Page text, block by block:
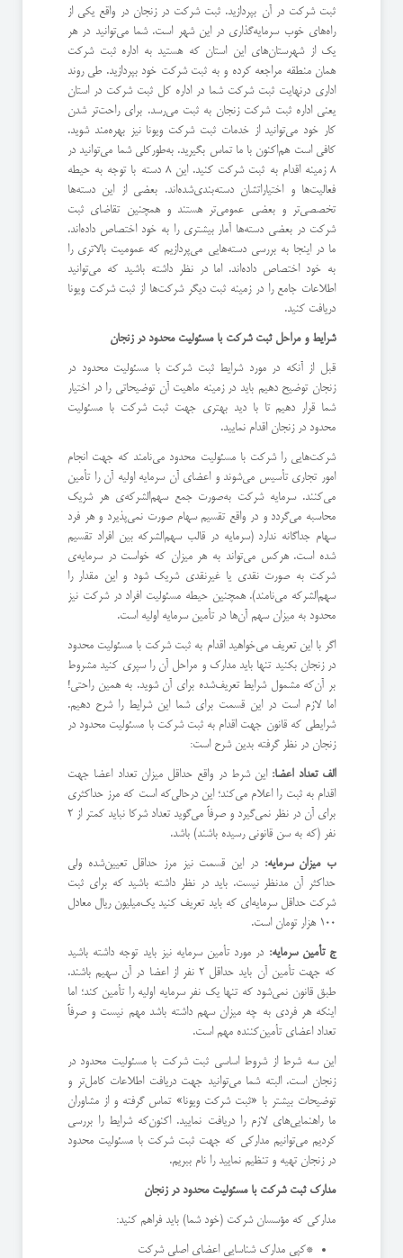
ثبت شرکت در آن بپردازید. ثبت شرکت در زنجان در واقع یکی از
راه‌های خوب سرمایه‌گذاری در این شهر است. شما می‌توانید در هر
یک از شهرستان‌های این استان که هستید به اداره ثبت شرکت
همان منطقه مراجعه کرده و به ثبت شرکت خود بپردازید. طی روند
اداری درنهایت ثبت شرکت شما در اداره کل ثبت شرکت در استان
یعنی اداره ثبت شرکت زنجان به ثبت می‌رسد. برای راحت‌تر شدن
کار خود می‌توانید از خدمات ثبت شرکت ویونا نیز بهره‌مند شوید.
کافی است هم‌اکنون با ما تماس بگیرید. به‌طورکلی شما می‌توانید در
8 زمینه اقدام به ثبت شرکت کنید. این 8 دسته با توجه به حیطه
فعالیت‌ها و اختیاراتشان دسته‌بندی‌شده‌اند. بعضی از این دسته‌ها
تخصصی‌تر و بعضی عمومی‌تر هستند و همچنین تقاضای ثبت
شرکت در بعضی دسته‌ها آمار بیشتری را به خود اختصاص داده‌اند.
ما در اینجا به بررسی دسته‌هایی می‌پردازیم که عمومیت بالاتری را
به خود اختصاص داده‌اند. اما در نظر داشته باشید که می‌توانید
اطلاعات جامع را در زمینه ثبت دیگر شرکت‌ها از ثبت شرکت ویونا
دریافت کنید.
شرایط و مراحل ثبت شرکت با مسئولیت محدود در زنجان
قبل از آنکه در مورد شرایط ثبت شرکت با مسئولیت محدود در
زنجان توضیح دهیم باید در زمینه ماهیت آن توضیحاتی را در اختیار
شما قرار دهیم تا با دید بهتری جهت ثبت شرکت با مسئولیت
محدود در زنجان اقدام نمایید.
شرکت‌هایی را شرکت با مسئولیت محدود می‌نامند که جهت انجام
امور تجاری تأسیس می‌شوند و اعضای آن سرمایه اولیه آن را تأمین
می‌کنند. سرمایه شرکت به‌صورت جمع سهم‌الشرکه‌ی هر شریک
محاسبه می‌گردد و در واقع تقسیم سهام صورت نمی‌پذیرد و هر فرد
سهام جداگانه ندارد (سرمایه در قالب سهم‌الشرکه بین افراد تقسیم
شده است. هرکس می‌تواند به هر میزان که خواست در سرمایه‌ی
شرکت به صورت نقدی یا غیرنقدی شریک شود و این مقدار را
سهم‌الشرکه می‌نامند). همچنین حیطه مسئولیت افراد در شرکت نیز
محدود به میزان سهم آن‌ها در تأمین سرمایه اولیه است.
اگر با این تعریف می‌خواهید اقدام به ثبت شرکت با مسئولیت محدود
در زنجان بکنید تنها باید مدارک و مراحل آن را سپری کنید مشروط
بر آن‌که مشمول شرایط تعریف‌شده برای آن شوید. به همین راحتی!
اما لازم است در این قسمت برای شما این شرایط را شرح دهیم.
شرایطی که قانون جهت اقدام به ثبت شرکت با مسئولیت محدود در
زنجان در نظر گرفته بدین شرح است:
الف تعداد اعضا: این شرط در واقع حداقل میزان تعداد اعضا جهت
اقدام به ثبت را اعلام می‌کند؛ این درحالی‌که است که مرز حداکثری
برای آن در نظر نمی‌گیرد و صرفاً می‌گوید تعداد شرکا نباید کمتر از 2
نفر (که به سن قانونی رسیده باشند) باشد.
ب میزان سرمایه: در این قسمت نیز مرز حداقل تعیین‌شده ولی
حداکثر آن مدنظر نیست. باید در نظر داشته باشید که برای ثبت
شرکت حداقل سرمایه‌ای که باید تعریف کنید یک‌میلیون ریال معادل
100 هزار تومان است.
ج تأمین سرمایه: در مورد تأمین سرمایه نیز باید توجه داشته باشید
که جهت تأمین آن باید حداقل 2 نفر از اعضا در آن سهیم باشند.
طبق قانون نمی‌شود که تنها یک نفر سرمایه اولیه را تأمین کند؛ اما
اینکه هر فردی به چه میزان سهم داشته باشد مهم نیست و صرفاً
تعداد اعضای تأمین‌کننده مهم است.
این سه شرط از شروط اساسی ثبت شرکت با مسئولیت محدود در
زنجان است. البته شما می‌توانید جهت دریافت اطلاعات کامل‌تر و
توضیحات بیشتر با «ثبت شرکت ویونا» تماس گرفته و از مشاوران
ما راهنمایی‌های لازم را دریافت نمایید. اکنون‌که شرایط را بررسی
کردیم می‌توانیم مدارکی که جهت ثبت شرکت با مسئولیت محدود
در زنجان تهیه و تنظیم نمایید را نام ببریم.
مدارک ثبت شرکت با مسئولیت محدود در زنجان
مدارکی که مؤسسان شرکت (خود شما) باید فراهم کنید:
*کپی مدارک شناسایی اعضای اصلی شرکت